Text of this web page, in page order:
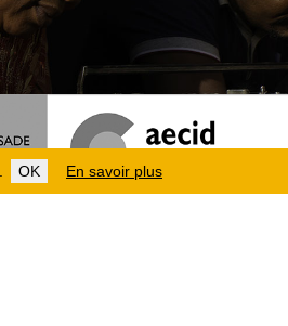
OK En savoir plus